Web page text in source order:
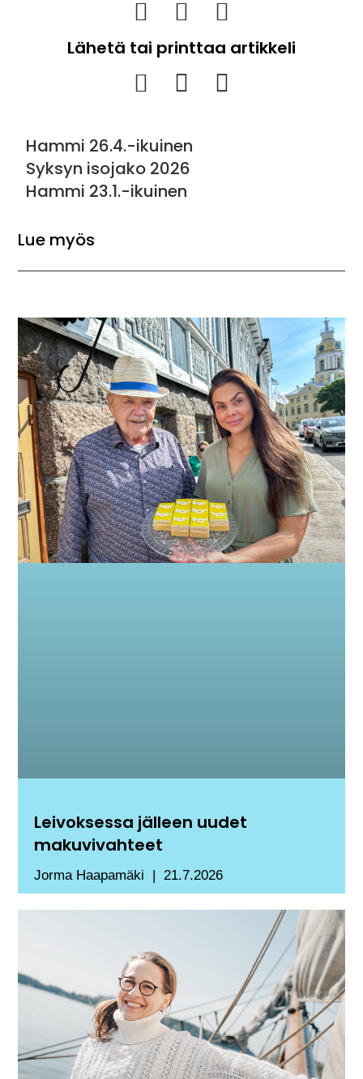
Lähetä tai printtaa artikkeli
Hammi 26.4.-ikuinen
Syksyn isojako 2026
Hammi 23.1.-ikuinen
Lue myös
Leivoksessa jälleen uudet
makuvivahteet
Jorma Haapamäki 21.7.2026